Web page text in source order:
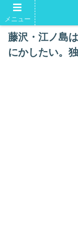
湘南T
藤沢・江ノ島
にかしたい。
メニュー